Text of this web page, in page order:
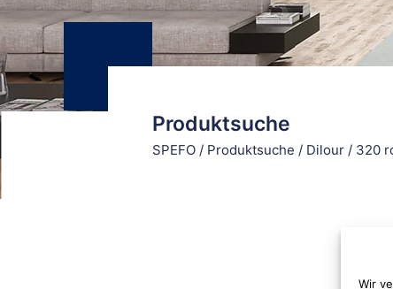
Wir
Produktsuche
SPEFO / Produktsuche / Dilour / 320